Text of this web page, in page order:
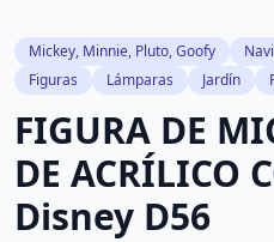
Mickey, Minnie, Pluto, Goofy
Figuras
Lámparas Jardín
FIGURA DE
DE ACRÍLICO
Disney D56